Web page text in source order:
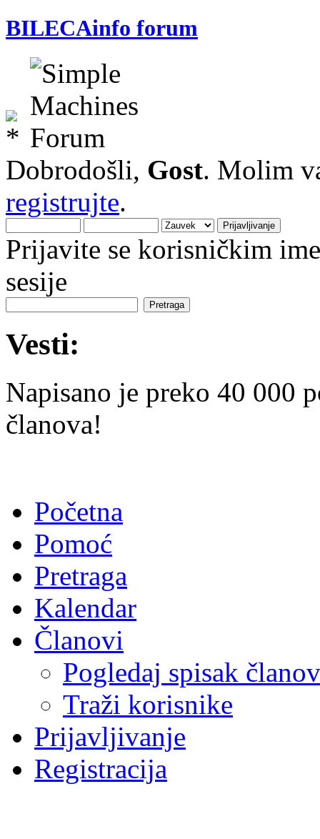
BILECAinfo forum
Dobrodošli, Gost. Molim
registrujte.
Prijavite se korisničkim
sesije
Vesti:
Napisano je preko 40 000
članova!
Početna
Pomoć
Pretraga
Kalendar
Članovi
Pogledaj spisak
Traži korisnike
Prijavljivanje
Registracija